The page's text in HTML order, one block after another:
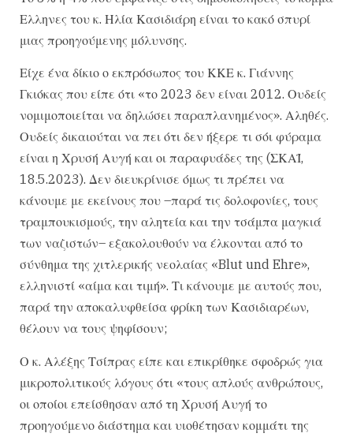
Ελληνες του κ. Ηλία Κασιδιάρη είναι το κακό σπυρί
μιας προηγούμενης μόλυνσης.
Είχε ένα δίκιο ο εκπρόσωπος του ΚΚΕ κ. Γιάννης
Γκιόκας που είπε ότι «το 2023 δεν είναι 2012. Ουδείς
νομιμοποιείται να δηλώσει παραπλανημένος». Αληθές.
Ουδείς δικαιούται να πει ότι δεν ήξερε τι σόι φύραμα
είναι η Χρυσή Αυγή και οι παραφυάδες της (ΣΚΑΪ,
18.5.2023). Δεν διευκρίνισε όμως τι πρέπει να
κάνουμε με εκείνους που –παρά τις δολοφονίες, τους
τραμπουκισμούς, την αλητεία και την τσάμπα μαγκιά
των ναζιστών– εξακολουθούν να έλκονται από το
σύνθημα της χιτλερικής νεολαίας «Blut und Ehre»,
ελληνιστί «αίμα και τιμή». Τι κάνουμε με αυτούς που,
παρά την αποκαλυφθείσα φρίκη των Κασιδιαρέων,
θέλουν να τους ψηφίσουν;
Ο κ. Αλέξης Τσίπρας είπε και επικρίθηκε σφοδρώς για
μικροπολιτικούς λόγους ότι «τους απλούς ανθρώπους,
οι οποίοι επείσθησαν από τη Χρυσή Αυγή το
προηγούμενο διάστημα και υιοθέτησαν κομμάτι της